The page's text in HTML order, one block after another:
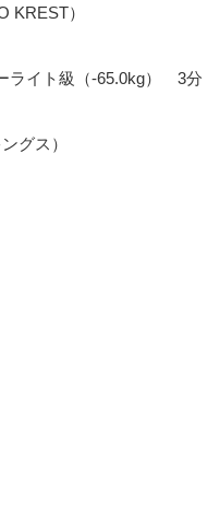
KREST）
ライト級（-65.0kg） 3分
グス）